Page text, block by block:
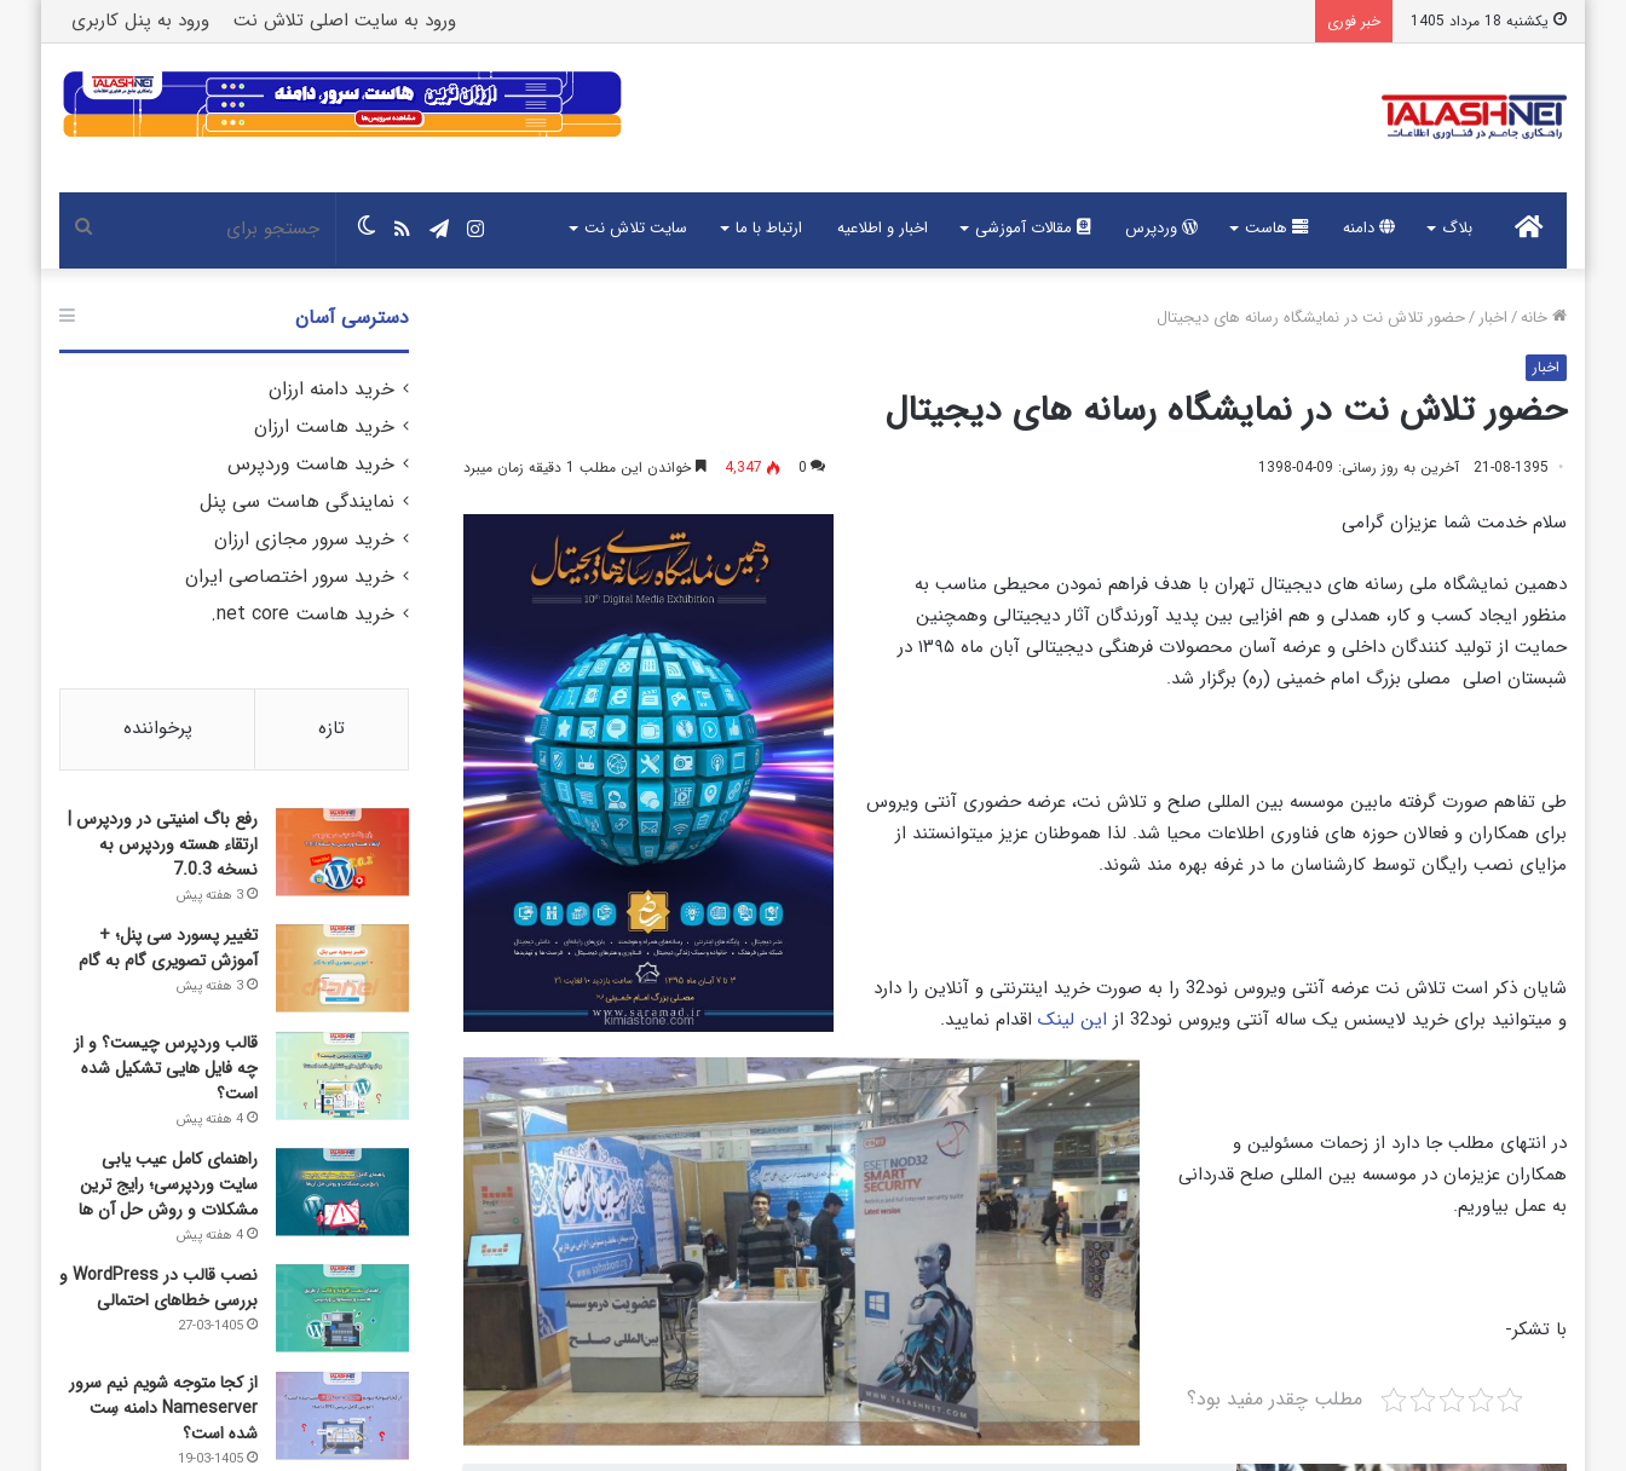
یکشنبه 18 مرداد 1405 خبر فوری ورود به سایت اصلی تلاش نت ورود به پنل کاربری
خانه بلاگ دامنه هاست وردپرس مقالات آموزشی اخبار و اطلاعیه ارتباط با ما سایت تلاش نت جستجو تغییر
پوسته
خوراکتلگرام
اینستاگرام
خانه/ اخبار /حضور تلاش نت در نمایشگاه رسانه های دیجیتال
اخبار
حضور تلاش نت در نمایشگاه رسانه های دیجیتال
21-08-1395 آخرین به روز رسانی: 09-04-1398 0
4,347 خواندن این مطلب 1 دقیقه زمان میبرد
سلام خدمت شما عزیزان گرامی
دهمین نمایشگاه ملی رسانه های دیجیتال تهران با هدف فراهم نمودن محیطی مناسب به
منظور ایجاد کسب و کار، همدلی و هم افزایی بین پدید آورندگان آثار دیجیتالی وهمچنین
حمایت از تولید کنندگان داخلی و عرضه آسان محصولات فرهنگی دیجیتالی آبان ماه ۱۳۹۵ در
شبستان اصلی مصلی بزرگ امام خمینی (ره) برگزار شد.
طی تفاهم صورت گرفته مابین موسسه بین المللی صلح و تلاش نت، عرضه حضوری آنتی ویروس
برای همکاران و فعالان حوزه های فناوری اطلاعات محیا شد. لذا هموطنان عزیز میتوانستند از
مزایای نصب رایگان توسط کارشناسان ما در غرفه بهره مند شوند.
شایان ذکر است تلاش نت عرضه آنتی ویروس نود32 را به صورت خرید اینترنتی و آنلاین را دارد
و میتوانید برای خرید لایسنس یک ساله آنتی ویروس نود32 از
این لینک اقدام نمایید.
در انتهای مطلب جا دارد از زحمات مسئولین و
همکاران عزیزمان در موسسه بین المللی صلح قدردانی
به عمل بیاوریم.
با تشکر-
مطلب چقدر مفید بود؟
دسترسی آسان
خرید دامنه ارزان
خرید هاست ارزان
خرید هاست وردپرس
نمایندگی هاست سی پنل
خرید سرور مجازی ارزان
خرید سرور اختصاصی ایران
خرید هاست net core.
تازه پرخواننده
رفع باگ امنیتی در وردپرس |
ارتقاء هسته وردپرس به
نسخه 7.0.3
3 هفته پیش
تغییر پسورد سی پنل؛ +
آموزش تصویری گام به گام
3 هفته پیش
قالب وردپرس چیست؟ و از
چه فایل­ هایی تشکیل شده
است؟
4 هفته پیش
راهنمای کامل عیب‌ یابی
سایت وردپرسی؛ رایج‌ ترین
مشکلات و روش حل آن‌ ها
4 هفته پیش
نصب قالب در WordPress و
بررسی خطاهای احتمالی
27-03-1405
از کجا متوجه شویم نیم ‌سرور
Nameserver دامنه سِت
شده است؟
19-03-1405